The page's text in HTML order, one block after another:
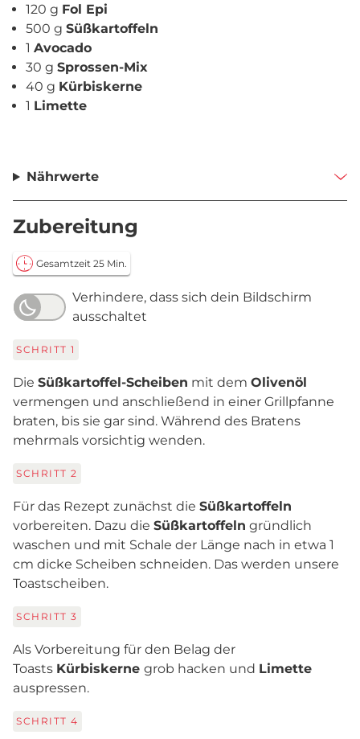
120 g Fol Epi
500 g Süßkartoffeln
1 Avocado
30 g Sprossen-Mix
40 g Kürbiskerne
1 Limette
Nährwerte
Zubereitung
Gesamtzeit 25 Min.
Verhindere, dass sich dein Bildschirm
ausschaltet
SCHRITT 1
Die Süßkartoffel-Scheiben mit dem Olivenöl
vermengen und anschließend in einer Grillpfanne
braten, bis sie gar sind. Während des Bratens
mehrmals vorsichtig wenden.
SCHRITT 2
Für das Rezept zunächst die Süßkartoffeln
vorbereiten. Dazu die Süßkartoffeln gründlich
waschen und mit Schale der Länge nach in etwa 1
cm dicke Scheiben schneiden. Das werden unsere
Toastscheiben.
SCHRITT 3
Als Vorbereitung für den Belag der
Toasts Kürbiskerne grob hacken und Limette
auspressen.
SCHRITT 4